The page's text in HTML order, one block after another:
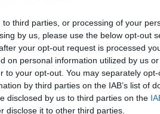
third parties, or processing of your
by us, please use the below opt-out
your opt-out request is processed
on personal information utilized by us
to your opt-out. You may separately
by third parties on the IAB’s list of
disclosed by us to third parties on the
disclose it to other third parties.
vámsokk negatív
- állapítják meg friss
kilátásairól készítettek friss
a Magyarországot érintő